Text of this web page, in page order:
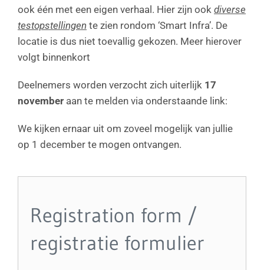
ook één met een eigen verhaal. Hier zijn ook diverse
testopstellingen te zien rondom ‘Smart Infra’. De
locatie is dus niet toevallig gekozen. Meer hierover
volgt binnenkort
Deelnemers worden verzocht zich uiterlijk 17
november aan te melden via onderstaande link:
We kijken ernaar uit om zoveel mogelijk van jullie
op 1 december te mogen ontvangen.
Registration form /
registratie formulier